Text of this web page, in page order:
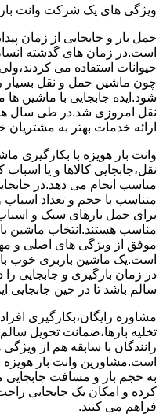
ویژگی های یک شرکت وانت
حمل بار و جابجایی از زمان
است.در زمان های گذشته
حیوانات استفاده می
چون ماشین حمل و نقل بسیار
شود.ایده جابجایی با ماشین
نقل امروزی شد.در طی سال
ارائه خدمات بهتر به مشتریان
وانت بار هویزه با بکارگیری
نقل،جابجایی کالاها و یا
مناسب انجام می دهد.در
متناسب با حجم و تعداد
برای حمل بارهای سبک و
مناسب هستند.انتخاب ماشین
موفق از ویژگی های اصلی و
است.یک ماشین باربری خوب
در زمان بارگیری و جابجایی
سالم باشد تا در حین جابجایی
مشاوره رایگان،بکارگیری
تخلیه بارها،ضمانت تحویل
رانندگان با سابقه هم از
است.مشاورین وانت بار
به حجم بار و مسافت جابجایی
کرده و امکان یک جابجایی
فراهم می کنند.